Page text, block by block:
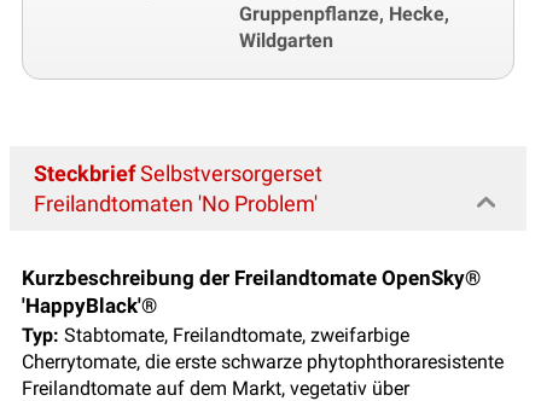
Gruppenpflanze, Hecke,
Wildgarten
SteckbriefSelbstversorgerset
Freilandtomaten 'No Problem'
Kurzbeschreibung der Freilandtomate OpenSky®
'HappyBlack'®
Typ: Stabtomate, Freilandtomate, zweifarbige
Cherrytomate, die erste schwarze phytophthoraresistente
Freilandtomate auf dem Markt, vegetativ über